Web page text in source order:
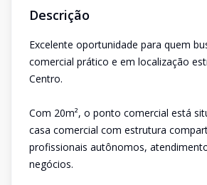
Descrição
Excelente oportunidade para quem
comercial prático e em localização
Centro.
Com 20m², o ponto comercial está
casa comercial com estrutura
profissionais autônomos,
negócios.